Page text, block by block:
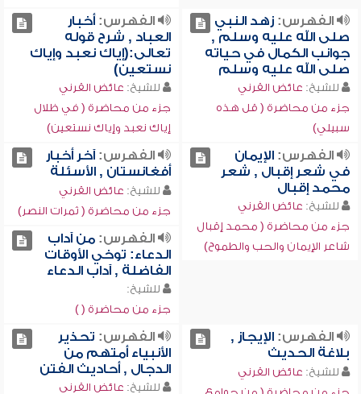
الفهرس:زهد النبي
صلى الله عليه وسلم ,
جوانب الكمال في حياته
صلى الله عليه وسلم
للشيخ: عائض القرني
جزء من محاضرة ( قل هذه
سبيلي)
الفهرس:أخبار
العباد , شرح قوله
تعالى:(إياك نعبد وإياك
نستعين)
للشيخ: عائض القرني
جزء من محاضرة ( في ظلال
إياك نعبد وإياك نستعين)
الفهرس:الإيمان
في شعر إقبال , شعر
محمد إقبال
للشيخ: عائض القرني
جزء من محاضرة ( محمد إقبال
شاعر الإيمان والحب والطموح)
الفهرس:آخر أخبار
أفغانستان , الأسئلة
للشيخ: عائض القرني
جزء من محاضرة ( ثمرات النصر)
الفهرس:من آداب
الدعاء: توخي الأوقات
الفاضلة , آداب الدعاء
للشيخ:
جزء من محاضرة ( )
الفهرس:الإيجاز ,
بلاغة الحديث
للشيخ: عائض القرني
الفهرس: تحذير
الأنبياء أمتهم من
الدجال , أحاديث الفتن
للشيخ: عائض القرني